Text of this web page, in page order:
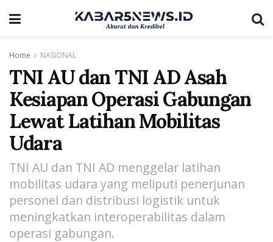
Home NASIONAL
TNI AU dan TNI AD Asah
Kesiapan Operasi Gabungan
Lewat Latihan Mobilitas
Udara
TNI AU dan TNI AD menggelar latihan
mobilitas udara yang meliputi penerjunan
personel dan distribusi logistik untuk
meningkatkan interoperabilitas dalam
operasi gabungan.